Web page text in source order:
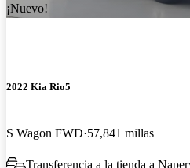
¡Nuevo!
2022 Kia Rio5
S Wagon FWD 57,841 millas
Transferencia a la tienda a